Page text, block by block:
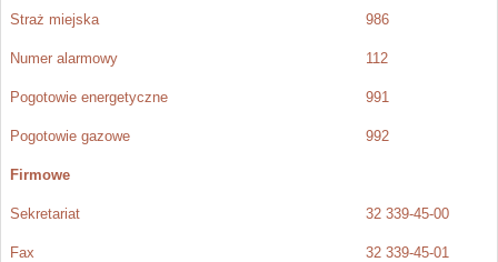
Straż miejska 986
Numer alarmowy 112
Pogotowie energetyczne 991
Pogotowie gazowe 992
Firmowe
Sekretariat 32 339-45-00
Fax 32 339-45-01